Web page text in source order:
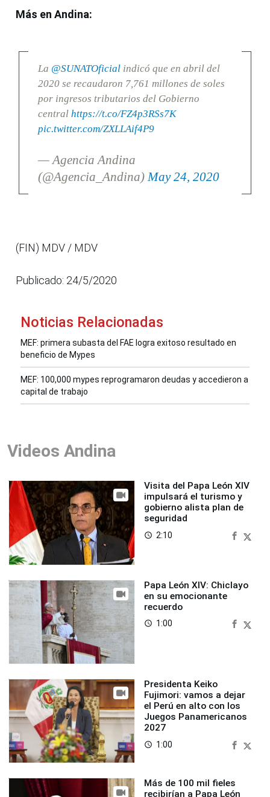
Más en Andina:
La @SUNATOficialindicó que en abril del
2020 se recaudaron 7,761 millones de soles
por ingresos tributarios del Gobierno
central https://t.co/FZ4p3RSs7K
pic.twitter.com/ZXLLAif4P9
— Agencia Andina
(@Agencia_Andina) May 24, 2020
(FIN) MDV / MDV
Publicado: 24/5/2020
Noticias Relacionadas
MEF: primera subasta del FAE logra exitoso resultado en
beneficio de Mypes
MEF: 100,000 mypes reprogramaron deudas y accedieron a
capital de trabajo
Videos Andina
Visita del Papa León XIV
impulsará el turismo y
gobierno alista plan de
seguridad
access_time 2:10
Papa León XIV: Chiclayo
en su emocionante
recuerdo
access_time 1:00
Presidenta Keiko
Fujimori: vamos a dejar
el Perú en alto con los
Juegos Panamericanos
2027
access_time 1:00
Más de 100 mil fieles
recibirían a Papa León